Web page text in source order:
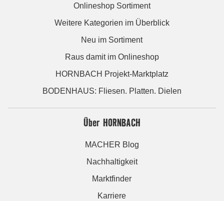
Onlineshop Sortiment
Weitere Kategorien im Überblick
Neu im Sortiment
Raus damit im Onlineshop
HORNBACH Projekt-Marktplatz
BODENHAUS: Fliesen. Platten. Dielen
Über HORNBACH
MACHER Blog
Nachhaltigkeit
Marktfinder
Karriere